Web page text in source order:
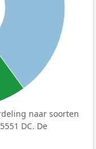
naar soorten
DC. De